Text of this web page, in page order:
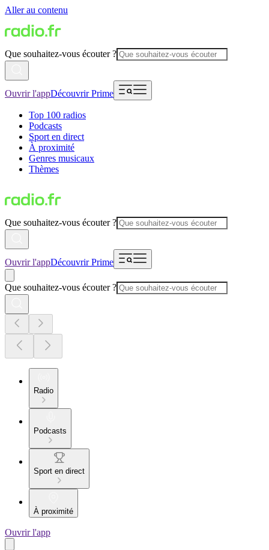
Aller au contenu
Que souhaitez-vous écouter ?
Ouvrir l'appDécouvrir Prime
Top 100 radios
Podcasts
Sport en direct
À proximité
Genres musicaux
Thèmes
Que souhaitez-vous écouter ?
Ouvrir l'appDécouvrir Prime
Que souhaitez-vous écouter ?
Radio
Podcasts
Sport en direct
À proximité
Ouvrir l'app